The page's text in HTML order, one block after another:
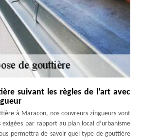
suivant les règles de l’art avec
à Maracon, nos couvreurs zingueurs vont
exigées par rapport au plan local d’urbanisme
permettra de savoir quel type de gouttière